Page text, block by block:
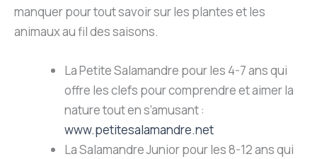
manquer pour tout savoir sur les plantes et les
animaux au fil des saisons.
La Petite Salamandre pour les 4-7 ans qui
offre les clefs pour comprendre et aimer la
nature tout en s’amusant :
www.petitesalamandre.net
La Salamandre Junior pour les 8-12 ans qui